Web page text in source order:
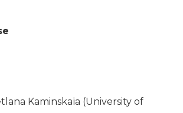
Kaminskaïa (University of